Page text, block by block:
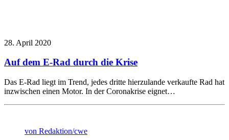
28. April 2020
Auf dem E-Rad durch die Krise
Das E-Rad liegt im Trend, jedes dritte hierzulande verkaufte Rad hat
inzwischen einen Motor. In der Coronakrise eignet…
von Redaktion/cwe